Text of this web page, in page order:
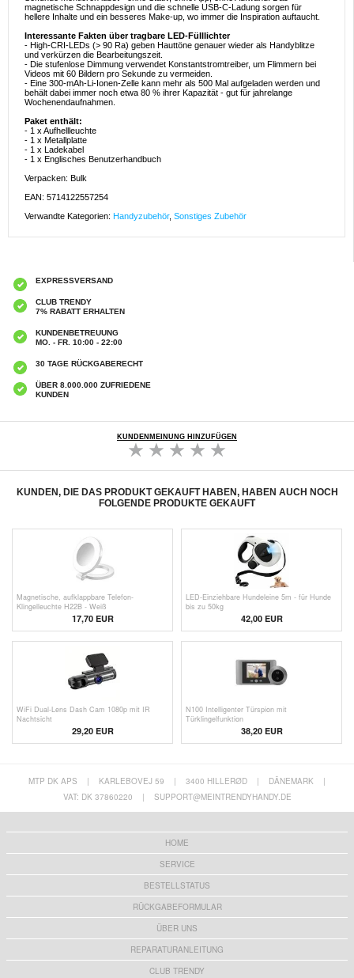
magnetische Schnappdesign und die schnelle USB-C-Ladung sorgen für
hellere Inhalte und ein besseres Make-up, wo immer die Inspiration auftaucht.
Interessante Fakten über tragbare LED-Fülllichter
- High-CRI-LEDs (> 90 Ra) geben Hauttöne genauer wieder als Handyblitze
und verkürzen die Bearbeitungszeit.
- Die stufenlose Dimmung verwendet Konstantstromtreiber, um Flimmern bei
Videos mit 60 Bildern pro Sekunde zu vermeiden.
- Eine 300-mAh-Li-Ionen-Zelle kann mehr als 500 Mal aufgeladen werden und
behält dabei immer noch etwa 80 % ihrer Kapazität - gut für jahrelange
Wochenendaufnahmen.
Paket enthält:
- 1 x Aufhellleuchte
- 1 x Metallplatte
- 1 x Ladekabel
- 1 x Englisches Benutzerhandbuch
Verpacken: Bulk
EAN: 5714122557254
Verwandte Kategorien: Handyzubehör, Sonstiges Zubehör
EXPRESSVERSAND
CLUB TRENDY
7% RABATT ERHALTEN
KUNDENBETREUUNG
MO. - FR. 10:00 - 22:00
30 TAGE RÜCKGABERECHT
ÜBER 8.000.000 ZUFRIEDENE
KUNDEN
KUNDENMEINUNG HINZUFÜGEN
KUNDEN, DIE DAS PRODUKT GEKAUFT HABEN, HABEN AUCH NOCH
FOLGENDE PRODUKTE GEKAUFT
Magnetische, aufklappbare Telefon-
Klingelleuchte H22B - Weiß
17,70 EUR
LED-Einziehbare Hundeleine 5m - für Hunde
bis zu 50kg
42,00 EUR
WiFi Dual-Lens Dash Cam 1080p mit IR
Nachtsicht
29,20EUR
N100 Intelligenter Türspion mit
Türklingelfunktion
38,20 EUR
MTP DK APS | KARLEBOVEJ 59 | 3400 HILLERØD | DÄNEMARK
|
VAT: DK 37860220
| SUPPORT@MEINTRENDYHANDY.DE
HOME
SERVICE
BESTELLSTATUS
RÜCKGABEFORMULAR
ÜBER UNS
REPARATURANLEITUNG
CLUB TRENDY